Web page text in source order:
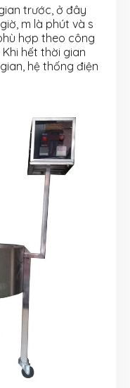
trước, ở đây
m là phút và s
hợp theo công
hết thời gian
hệ thống điện